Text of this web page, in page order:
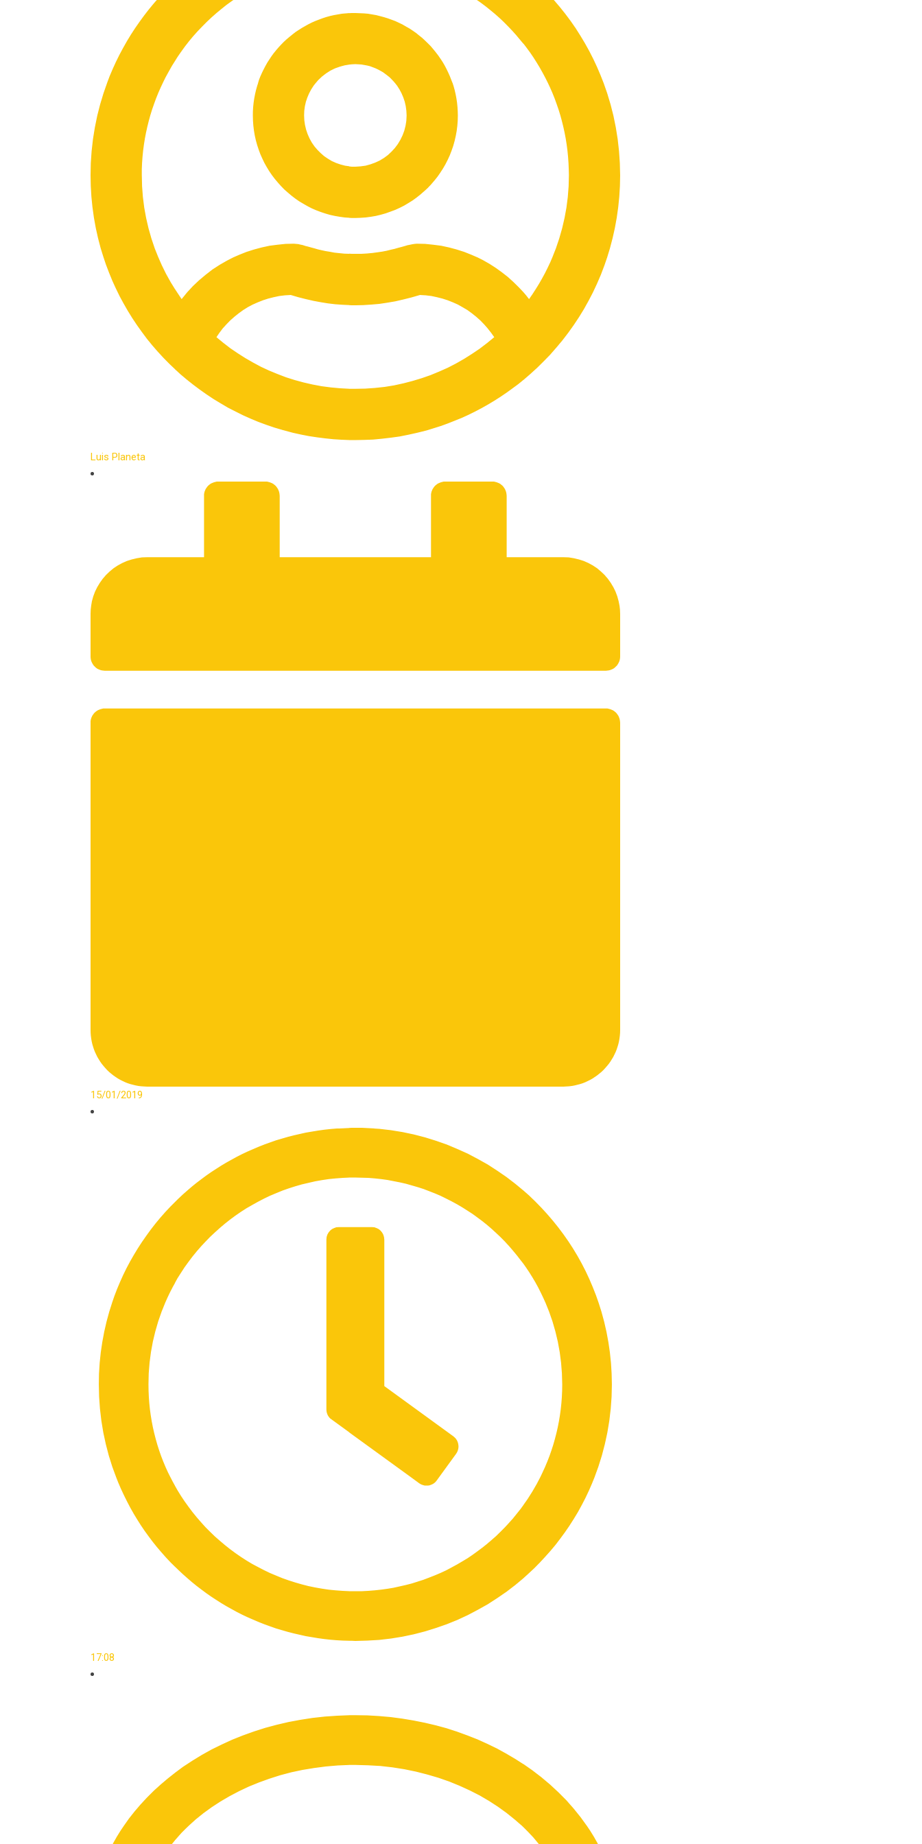
Luis Planeta
15/01/2019
17:08